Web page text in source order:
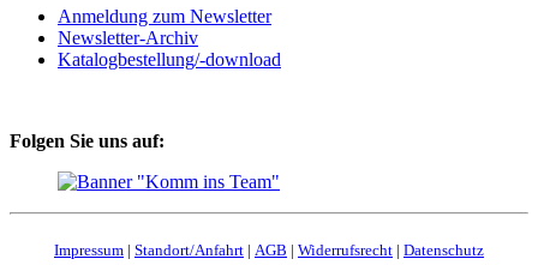
Anmeldung zum Newsletter
Newsletter-Archiv
Katalogbestellung/-download
Folgen Sie uns auf:
Impressum | Standort/Anfahrt | AGB | Widerrufsrecht | Datenschutz